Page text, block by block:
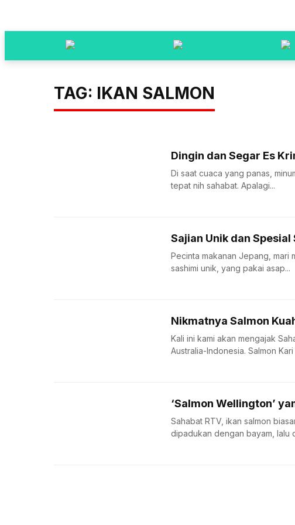
TAG: IKAN SALMON
Dingin dan Segar Es
Di saat cuaca yang panas,
tepat nih sahabat. Apalagi...
Sajian Unik dan
Pecinta makanan Jepang, mari
sashimi unik, yang pakai asap...
Nikmatnya Salmon
Kali ini kami akan mengajak
Australia-Indonesia. Salmon Kari
‘Salmon Wellington’
Sahabat RTV, ikan salmon
dipadukan dengan bayam, lalu